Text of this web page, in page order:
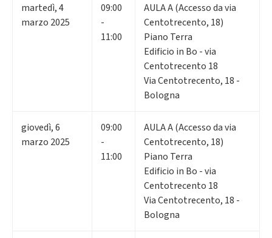
martedì,4
marzo 2025
09:00
-
11:00
AULA A (Accesso da via
Centotrecento, 18)
Piano Terra
Edificio in Bo - via
Centotrecento 18
Via Centotrecento, 18 -
Bologna
giovedì,6
marzo 2025
09:00
-
11:00
AULA A (Accesso da via
Centotrecento, 18)
Piano Terra
Edificio in Bo - via
Centotrecento 18
Via Centotrecento, 18 -
Bologna